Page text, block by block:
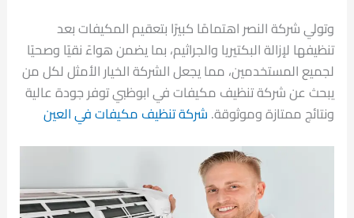
وتولي شركة النصر اهتمامًا كبيرًا بتعقيم المكيفات بعد
تنظيفها لإزالة البكتيريا والجراثيم، بما يضمن هواءً نقيًا وصحيًا
لجميع المستخدمين، مما يجعل الشركة الخيار الأمثل لكل من
يبحث عن شركة تنظيف مكيفات في ابوظبي توفر جودة عالية
ونتائج ممتازة وموثوقة. شركة تنظيف مكيفات في العين